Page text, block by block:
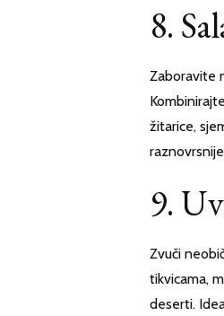
8.
Zaboravite
žitarice,
9.
Zvuči
tikvicama,
deserti.